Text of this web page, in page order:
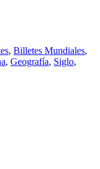
, Billetes Mundiales,
, Geografía, Siglo,